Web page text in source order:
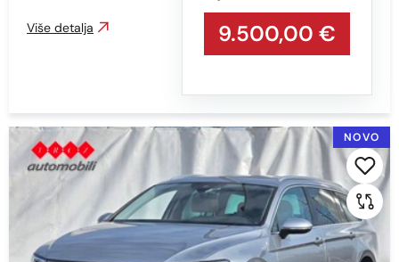
ZLATNA
9.500,00 €
Više detalja
NOVO